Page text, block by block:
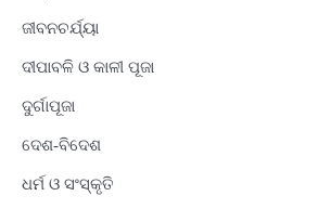
ଜୀବନଚର୍ଯ୍ୟା
ଦୀପାବଳି ଓ କାଳୀ ପୂଜା
ଦୁର୍ଗାପୂଜା
ଦେଶ-ବିଦେଶ
ଧର୍ମ ଓ ସଂସ୍କୃତି